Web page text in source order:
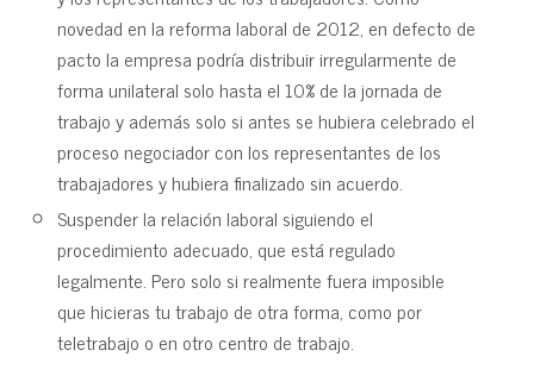
novedad en la reforma laboral de 2012, en defecto de
pacto la empresa podría distribuir irregularmente de
forma unilateral solo hasta el 10% de la jornada de
trabajo y además solo si antes se hubiera celebrado el
proceso negociador con los representantes de los
trabajadores y hubiera finalizado sin acuerdo.
Suspender la relación laboral siguiendo el
procedimiento adecuado, que está regulado
legalmente. Pero solo si realmente fuera imposible
que hicieras tu trabajo de otra forma, como por
teletrabajo o en otro centro de trabajo.